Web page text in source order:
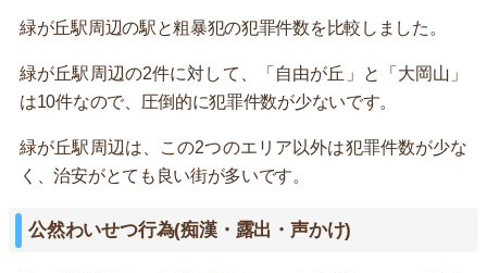
緑が丘駅周辺の駅と粗暴犯の犯罪件数を比較しました。
緑が丘駅周辺の2件に対して、「自由が丘」と「大岡山」
は10件なので、圧倒的に犯罪件数が少ないです。
緑が丘駅周辺は、この2つのエリア以外は犯罪件数が少な
く、治安がとても良い街が多いです。
公然わいせつ行為(痴漢・露出・声かけ)